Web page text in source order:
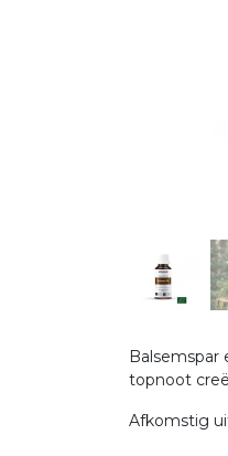
topnoot
Afkomstig